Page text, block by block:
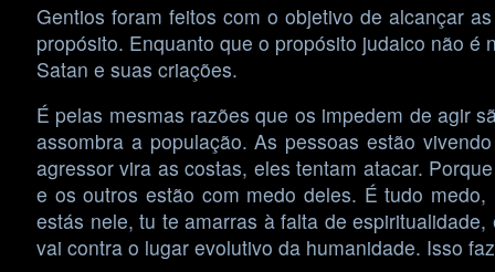
Gentios foram feitos com o objetivo de alcançar
propósito. Enquanto que o propósito judaico não
Satan e suas criações.
É pelas mesmas razões que os impedem de agir
assombra a população. As pessoas estão
agressor vira as costas, eles tentam atacar.
e os outros estão com medo deles. É tudo
estás nele, tu te amarras à falta de
vai contra o lugar evolutivo da humanidade. Isso